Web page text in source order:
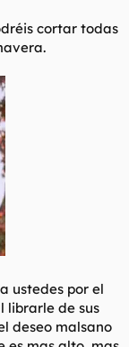
cortar todas
ustedes por el
librarle de sus
deseo malsano